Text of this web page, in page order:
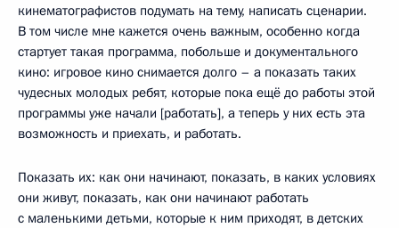
кинематографистов подумать на тему, написать сценарии.
В том числе мне кажется очень важным, особенно когда
стартует такая программа, побольше и документального
кино: игровое кино снимается долго – а показать таких
чудесных молодых ребят, которые пока ещё до работы этой
программы уже начали [работать], а теперь у них есть эта
возможность и приехать, и работать.
Показать их: как они начинают, показать, в каких условиях
они живут, показать, как они начинают работать
с маленькими детьми, которые к ним приходят, в детских